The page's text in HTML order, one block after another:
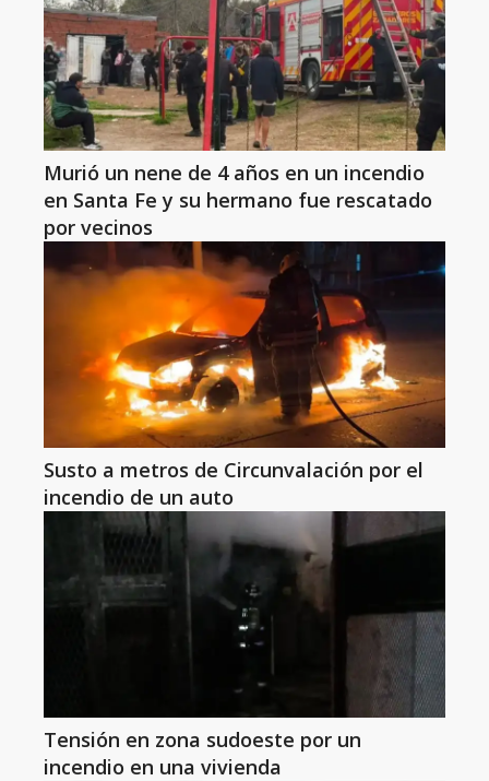
Murió un nene de 4 años en un incendio
en Santa Fe y su hermano fue rescatado
por vecinos
Susto a metros de Circunvalación por el
incendio de un auto
Tensión en zona sudoeste por un
incendio en una vivienda